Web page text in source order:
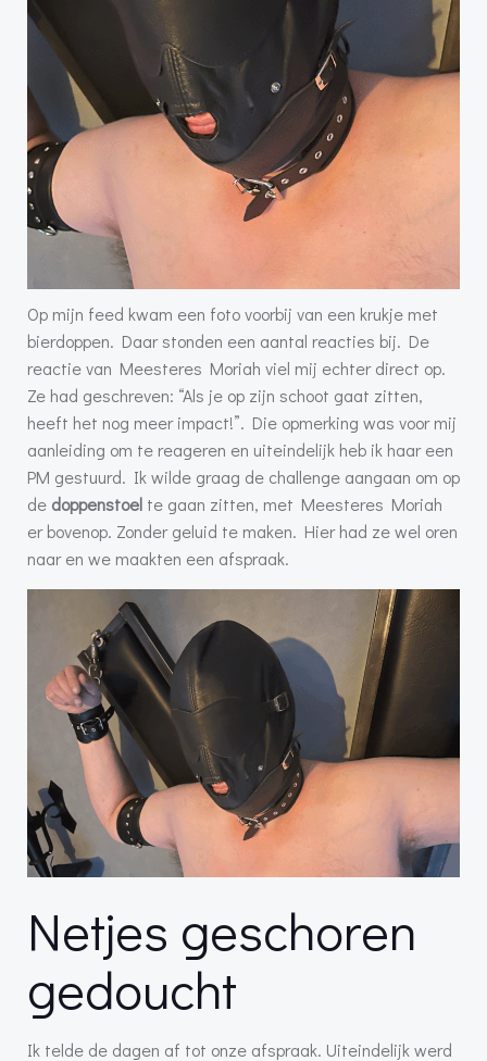
Op mijn feed kwam een foto voorbij van een krukje met
bierdoppen. Daar stonden een aantal reacties bij. De
reactie van Meesteres Moriah viel mij echter direct op.
Ze had geschreven: “Als je op zijn schoot gaat zitten,
heeft het nog meer impact!”. Die opmerking was voor mij
aanleiding om te reageren en uiteindelijk heb ik haar een
PM gestuurd. Ik wilde graag de challenge aangaan om op
de doppenstoel te gaan zitten, met Meesteres Moriah
er bovenop. Zonder geluid te maken. Hier had ze wel oren
naar en we maakten een afspraak.
Netjes geschoren
gedoucht
Ik telde de dagen af tot onze afspraak. Uiteindelijk werd